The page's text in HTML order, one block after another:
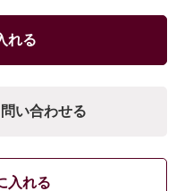
れる
い合わせる
入れる